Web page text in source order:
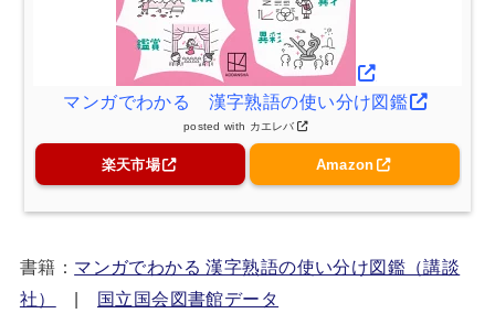
マンガでわかる 漢字熟語の使い分け図鑑
posted with カエレバ
楽天市場 Amazon
書籍： マンガでわかる 漢字熟語の使い分け図鑑（講談
社）
| 国立国会図書館データ